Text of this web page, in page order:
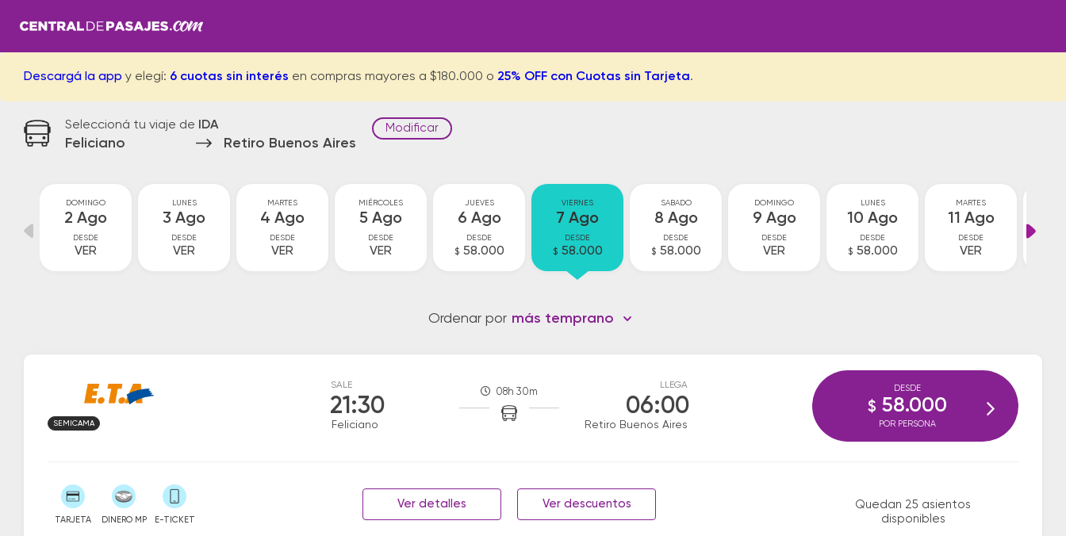
Descargá la app y elegí: 6 cuotas sin interés en compras mayores a $180.000 o 25% OFF con Cuotas sin Tarjeta.
Seleccioná tu viaje de IDA
Feliciano Retiro Buenos Aires
Modificar
DOMINGO
2 Ago
DESDE
VER
LUNES
3 Ago
DESDE
VER
MARTES
4 Ago
DESDE
VER
MIÉRCOLES
5 Ago
DESDE
VER
JUEVES
6 Ago
DESDE
$ 58.000
VIERNES
7 Ago
DESDE
$ 58.000
SABADO
8 Ago
DESDE
$ 58.000
DOMINGO
9 Ago
DESDE
VER
LUNES
10 Ago
DESDE
$ 58.000
MARTES
11 Ago
DESDE
VER
Ordenar por más temprano
SALE
21:30
Feliciano
08h 30m
LLEGA
06:00
Retiro Buenos Aires
SEMICAMA
TARJETA DINERO MP E-TICKET
Ver detalles Ver descuentos
Quedan 25 asientos
disponibles
DESDE
$ 58.000
POR PERSONA